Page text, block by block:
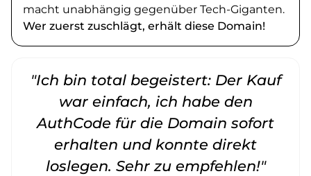
macht unabhängig gegenüber Tech-Giganten.
Wer zuerst zuschlägt, erhält diese Domain!
"Ich bin total begeistert: Der Kauf
war einfach, ich habe den
AuthCode für die Domain sofort
erhalten und konnte direkt
loslegen. Sehr zu empfehlen!"